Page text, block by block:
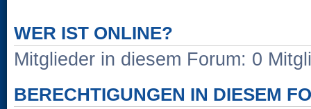
WER IST ONLINE?
Mitglieder in diesem Forum: 0
BERECHTIGUNGEN IN DIESEM